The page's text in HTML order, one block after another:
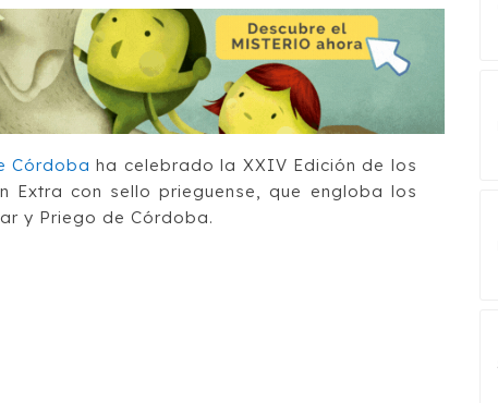
Córdoba ha celebrado la XXIV Edición de los
Extra con sello prieguense, que engloba los
y Priego de Córdoba.